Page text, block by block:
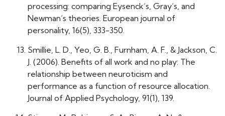
processing: comparing Eysenck’s, Gray’s, and
Newman’s theories. European journal of
personality, 16(5), 333-350.
Smillie, L. D., Yeo, G. B., Furnham, A. F., & Jackson, C.
J. (2006). Benefits of all work and no play: The
relationship between neuroticism and
performance as a function of resource allocation.
Journal of Applied Psychology, 91(1), 139.